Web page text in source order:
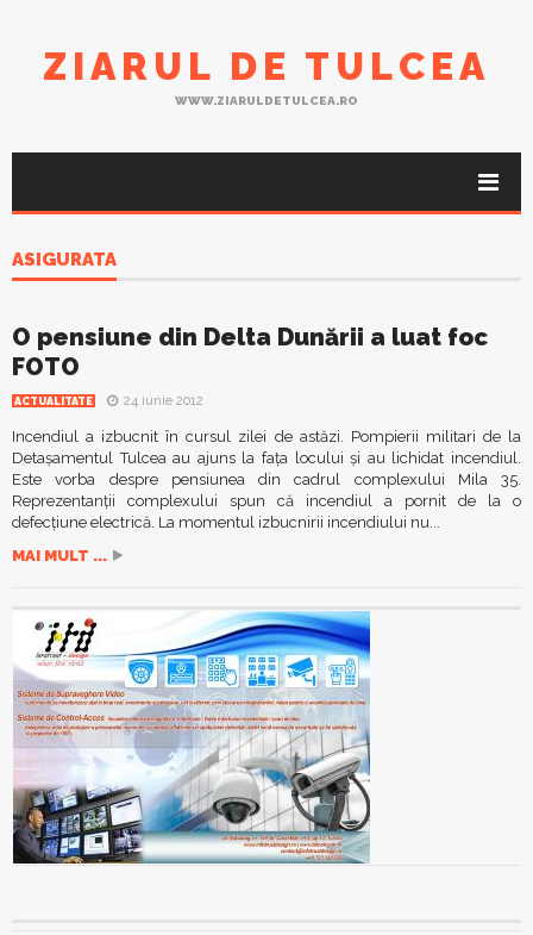
ZIARUL DE TULCEA
WWW.ZIARULDETULCEA.RO
ASIGURATA
O pensiune din Delta Dunării a luat foc
FOTO
ACTUALITATE 24 iunie 2012
Incendiul a izbucnit în cursul zilei de astăzi. Pompierii militari de la
Detaşamentul Tulcea au ajuns la faţa locului şi au lichidat incendiul.
Este vorba despre pensiunea din cadrul complexului Mila 35.
Reprezentanţii complexului spun că incendiul a pornit de la o
defecţiune electrică. La momentul izbucnirii incendiului nu...
MAI MULT ...